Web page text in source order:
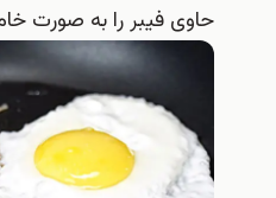
حاوی فیبر را به صورت